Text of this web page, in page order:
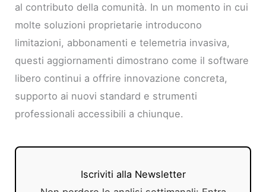
al contributo della comunità. In un momento in cui
molte soluzioni proprietarie introducono
limitazioni, abbonamenti e telemetria invasiva,
questi aggiornamenti dimostrano come il software
libero continui a offrire innovazione concreta,
supporto ai nuovi standard e strumenti
professionali accessibili a chiunque.
Iscriviti alla Newsletter